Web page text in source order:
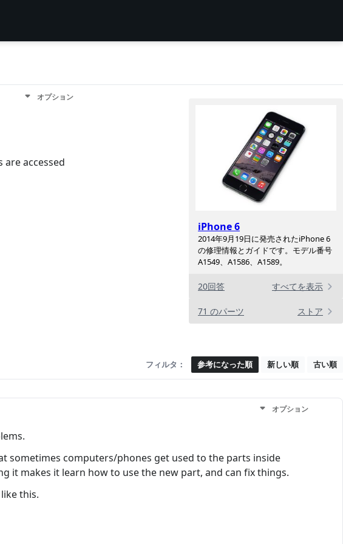
iPhone 6
2014年9月19日に発売されたiPhone 6
の修理情報とガイドです。モデル番号
A1549、A1586、A1589。
20回答 すべてを表示
71 のパーツ ストア
オプション
accessed
フィルタ： 参考になった順 新しい順 古い順
オプション
sometimes computers/phones get used to the parts inside
it makes it learn how to use the new part, and can fix things.
this.